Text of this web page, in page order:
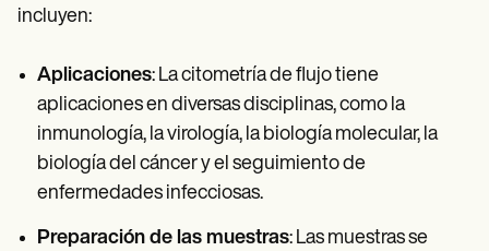
incluyen:
Aplicaciones: La citometría de flujo tiene
aplicaciones en diversas disciplinas, como la
inmunología, la virología, la biología molecular, la
biología del cáncer y el seguimiento de
enfermedades infecciosas.
Preparación de las muestras: Las muestras se